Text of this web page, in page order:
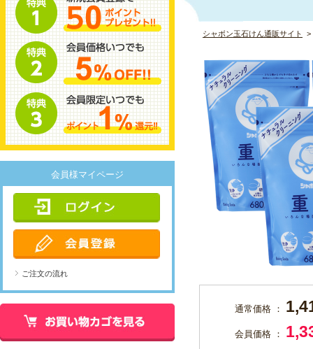
会員様マイページ
ご注文の流れ
シャボン玉石けん通販サイト >
通常価格 ：
会員価格 ：